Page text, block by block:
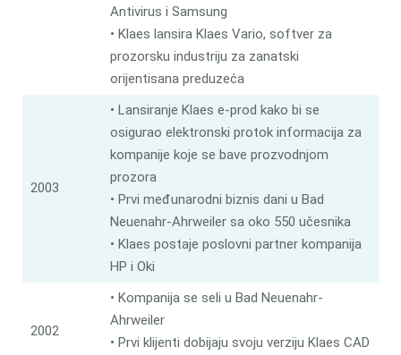
Antivirus i Samsung
• Klaes lansira Klaes Vario, softver za
prozorsku industriju za zanatski
orijentisana preduzeća
2003
• Lansiranje Klaes e-prod kako bi se
osigurao elektronski protok informacija za
kompanije koje se bave prozvodnjom
prozora
• Prvi međunarodni biznis dani u Bad
Neuenahr-Ahrweiler sa oko 550 učesnika
• Klaes postaje poslovni partner kompanija
HP i Oki
2002
• Kompanija se seli u Bad Neuenahr-
Ahrweiler
• Prvi klijenti dobijaju svoju verziju Klaes CAD